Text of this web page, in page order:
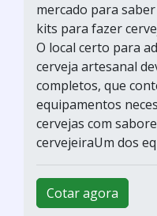
mercado para
kits para fazer
O local certo para
cerveja artesanal
completos, que
equipamentos
cervejas com
cervejeiraUm dos
Cotar agora